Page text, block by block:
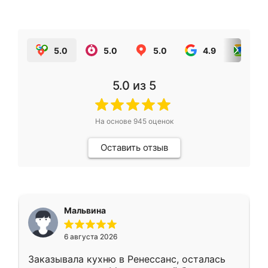
5.0 5.0 5.0 4.9
5.0 из 5
На основе 945оценок
Оставить отзыв
Мальвина
6 августа 2026
Заказывала кухню в Ренессанс, осталась